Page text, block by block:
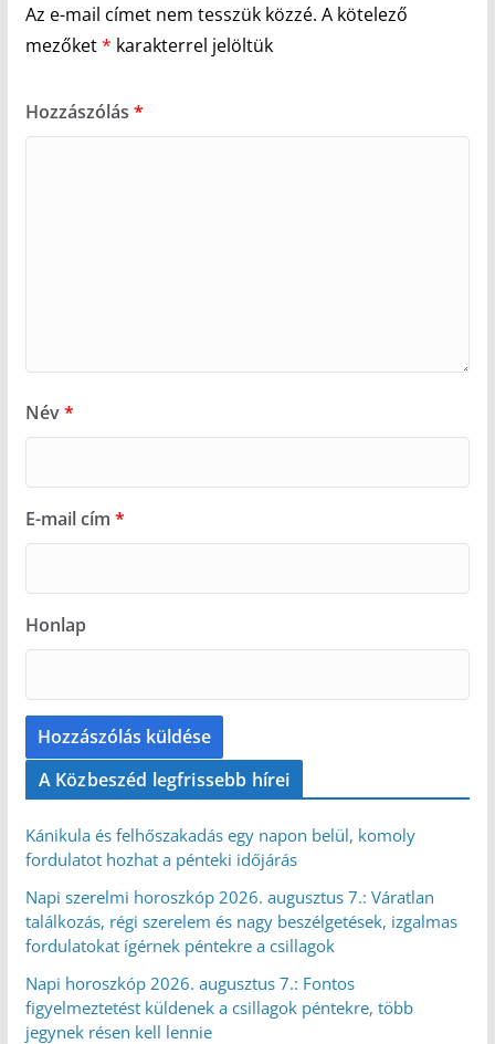
Az e-mail címet nem tesszük közzé. A kötelező
mezőket* karakterrel jelöltük
Hozzászólás *
Név*
E-mail cím *
Honlap
A Közbeszéd legfrissebb hírei
Kánikula és felhőszakadás egy napon belül, komoly
fordulatot hozhat a pénteki időjárás
Napi szerelmi horoszkóp 2026. augusztus 7.: Váratlan
találkozás, régi szerelem és nagy beszélgetések, izgalmas
fordulatokat ígérnek péntekre a csillagok
Napi horoszkóp 2026. augusztus 7.: Fontos
figyelmeztetést küldenek a csillagok péntekre, több
jegynek résen kell lennie